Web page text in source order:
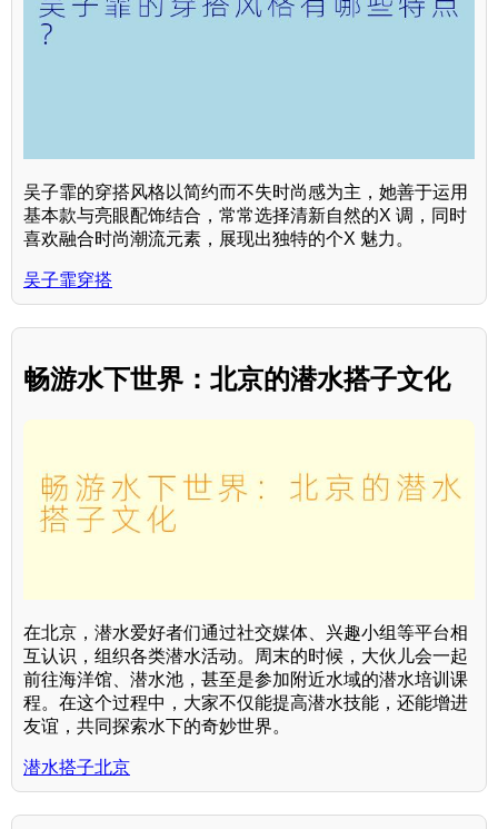
吴子霏的穿搭风格以简约而不失时尚感为主，她善于运用
基本款与亮眼配饰结合，常常选择清新自然的X 调，同时
喜欢融合时尚潮流元素，展现出独特的个X 魅力。
吴子霏穿搭
畅游水下世界：北京的潜水搭子文化
在北京，潜水爱好者们通过社交媒体、兴趣小组等平台相
互认识，组织各类潜水活动。周末的时候，大伙儿会一起
前往海洋馆、潜水池，甚至是参加附近水域的潜水培训课
程。在这个过程中，大家不仅能提高潜水技能，还能增进
友谊，共同探索水下的奇妙世界。
潜水搭子北京